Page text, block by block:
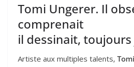
Tomi Ungerer. Il
comprenait
il dessinait,
Artiste aux multiples talents, Tomi